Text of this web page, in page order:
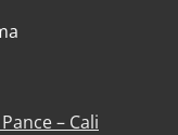
– Cali